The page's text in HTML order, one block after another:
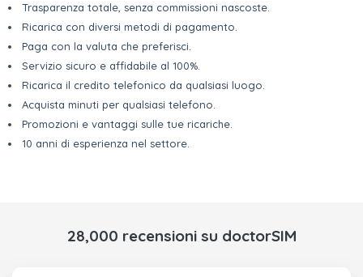
Trasparenza totale, senza commissioni nascoste.
Ricarica con diversi metodi di pagamento.
Paga con la valuta che preferisci.
Servizio sicuro e affidabile al 100%.
Ricarica il credito telefonico da qualsiasi luogo.
Acquista minuti per qualsiasi telefono.
Promozioni e vantaggi sulle tue ricariche.
10 anni di esperienza nel settore.
28,000 recensioni su doctorSIM